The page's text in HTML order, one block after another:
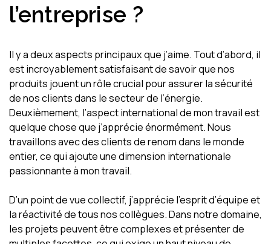
l’entreprise ?
Il y a deux aspects principaux que j’aime. Tout d’abord, il
est incroyablement satisfaisant de savoir que nos
produits jouent un rôle crucial pour assurer la sécurité
de nos clients dans le secteur de l’énergie.
Deuxièmement, l’aspect international de mon travail est
quelque chose que j’apprécie énormément. Nous
travaillons avec des clients de renom dans le monde
entier, ce qui ajoute une dimension internationale
passionnante à mon travail.
D’un point de vue collectif, j’apprécie l’esprit d’équipe et
la réactivité de tous nos collègues. Dans notre domaine,
les projets peuvent être complexes et présenter de